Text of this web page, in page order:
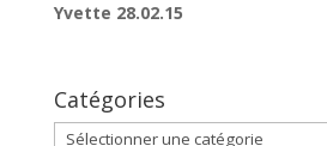
Yvette 28.02.15
Catégories
Catégories